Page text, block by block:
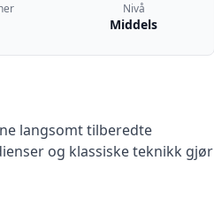
Nivå
Middels
langsomt tilberedte
og klassiske teknikk gjør